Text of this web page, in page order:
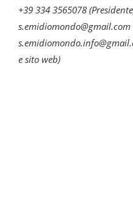
+39 334 3565078
s.emidiomondo@gmail.com
e sito web)